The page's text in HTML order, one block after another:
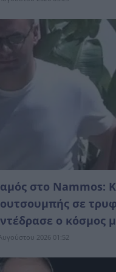
στο Nammos:
σε
ο κόσμος
2026 01:52